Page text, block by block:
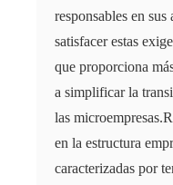
responsables en
satisfacer estas
que proporciona
a simplificar la
las
en la estructura
caracterizadas por